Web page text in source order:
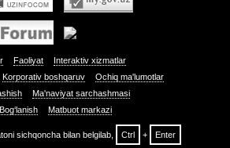
Faoliyat
Interaktiv xizmatlar
Korporativ boshqaruv
Ochiq ma'lumotlar
Ma'naviyat sarchashmasi
Bog‘lanish Matbuot markazi
sichqoncha bilan belgilab, Ctrl +
Enter